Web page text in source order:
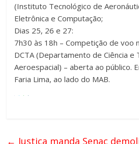
(Instituto Tecnológico de
Eletrônica e Computação;
Dias 25, 26 e 27:
7h30 às 18h – Competição de voo
DCTA (Departamento de Ciência e
Aeroespacial) – aberta ao público.
Faria Lima, ao lado do MAB.
← Justiça manda Senac